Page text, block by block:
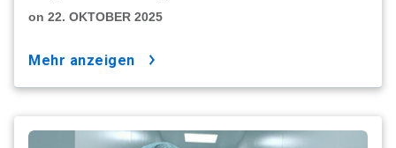
on 22. OKTOBER 2025
mehr anzeigen